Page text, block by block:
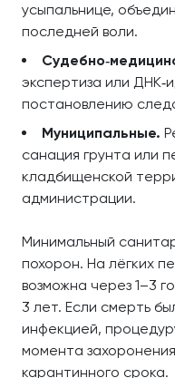
усыпальнице,
последней воли.
экспертиза или
постановлению
Муниципальные.
санация грунта или
кладбищенской
администрации.
Минимальный
похорон. На лёгких
возможна через 1–3
3 лет. Если смерть
инфекцией,
момента
карантинного срока.